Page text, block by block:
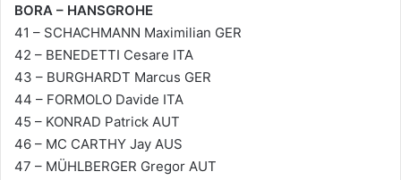
BORA – HANSGROHE
41 – SCHACHMANN Maximilian GER
42 – BENEDETTI Cesare ITA
43 – BURGHARDT Marcus GER
44 – FORMOLO Davide ITA
45 – KONRAD Patrick AUT
46 – MC CARTHY Jay AUS
47 – MÜHLBERGER Gregor AUT